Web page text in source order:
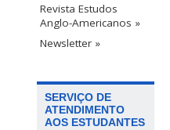
Revista Estudos
Anglo-Americanos »
Newsletter »
SERVIÇO DE
ATENDIMENTO
AOS ESTUDANTES